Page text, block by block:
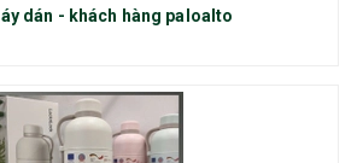
dán - khách hàng paloalto